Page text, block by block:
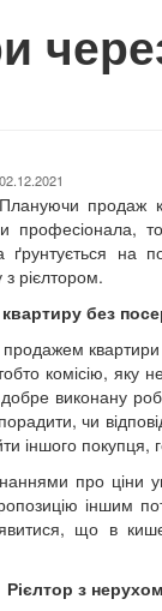
02.12.2021
Плануючи продаж
професіонала,
ґрунтується
рієлтором.
без
комісію,
виконану
чи
іншого покупця,
про ціни
іншим
що в
Рієлтор з